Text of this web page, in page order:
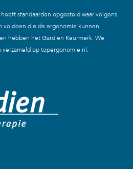
standaarden opgesteld waar volgens
voldoen die de ergonomie kunnen
hebben het Gardien Keurmerk. We
op topergonomie.nl.